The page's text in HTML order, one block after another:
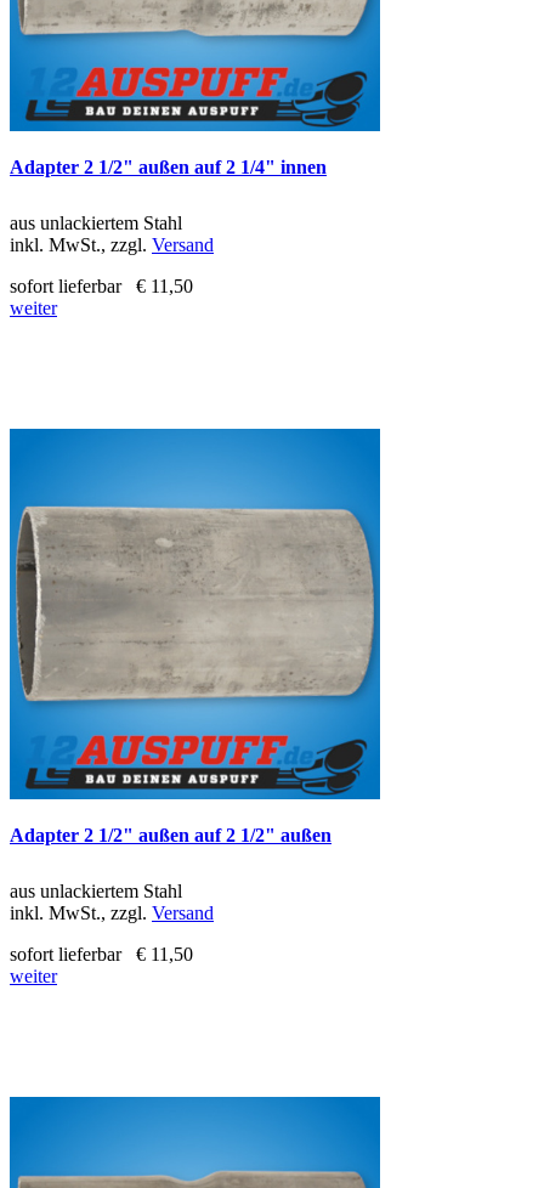
Adapter 2 1/2" außen auf 2 1/4" innen
aus unlackiertem Stahl
inkl. MwSt., zzgl. Versand
sofort lieferbar
€ 11,50
weiter
Adapter 2 1/2" außen auf 2 1/2" außen
aus unlackiertem Stahl
inkl. MwSt., zzgl. Versand
sofort lieferbar
€ 11,50
weiter